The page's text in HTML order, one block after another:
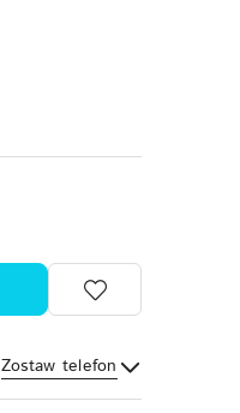
Zostaw telefon
Wyślij